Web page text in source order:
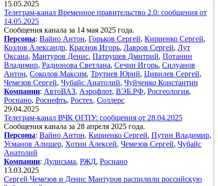
15.05.2025
Телеграм-канал Временное правительство 2.0: сообщения от
14.05.2025
Сообщения канала за 14 мая 2025 года.
Персоны: Вайно Антон, Горьков Сергей, Кириенко Сергей,
Козлов Александр, Краснов Игорь, Лавров Сергей, Лут
Оксана, Мантуров Денис, Патрушев Дмитрий, Потанин
Владимир, Радионова Светлана, Сечин Игорь, Силуанов
Антон, Соколов Максим, Трутнев Юрий, Цивилев Сергей,
Чемезов Сергей, Чубайс Анатолий, Чуйченко Константин
Компании: АвтоВАЗ, Аэрофлот, ВЭБ.РФ, Росгеология,
Роснано, Роснефть, Ростех, Соллерс
29.04.2025
Телеграм-канал ВЧК ОГПУ: сообщения от 28.04.2025
Сообщения канала за 28 апреля 2025 года.
Персоны: Вайно Антон, Кириенко Сергей, Путин Владимир,
Усманов Алишер, Хотин Алексей, Чемезов Сергей, Чубайс
Анатолий
Компании: Дулисьма, РЖД, Роснано
13.03.2025
Сергей Чемезов и Денис Мантуров распилили российскую